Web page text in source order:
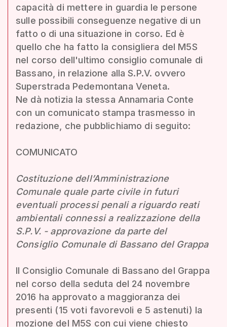
capacità di mettere in guardia le persone
sulle possibili conseguenze negative di un
fatto o di una situazione in corso. Ed è
quello che ha fatto la consigliera del M5S
nel corso dell'ultimo consiglio comunale di
Bassano, in relazione alla S.P.V. ovvero
Superstrada Pedemontana Veneta.
Ne dà notizia la stessa Annamaria Conte
con un comunicato stampa trasmesso in
redazione, che pubblichiamo di seguito:
COMUNICATO
Costituzione dell’Amministrazione
Comunale quale parte civile in futuri
eventuali processi penali a riguardo reati
ambientali connessi a realizzazione della
S.P.V. - approvazione da parte del
Consiglio Comunale di Bassano del Grappa
Il Consiglio Comunale di Bassano del Grappa
nel corso della seduta del 24 novembre
2016 ha approvato a maggioranza dei
presenti (15 voti favorevoli e 5 astenuti) la
mozione del M5S con cui viene chiesto